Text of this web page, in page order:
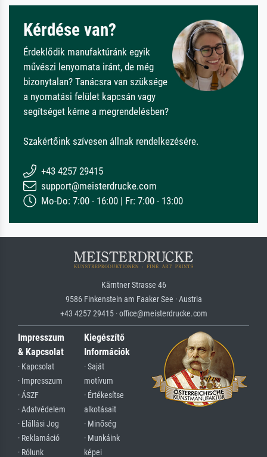
Kérdése van?
Érdeklődik manufaktúránk egyik
művészi lenyomata iránt, de még
bizonytalan? Tanácsra van szüksége
a nyomatási felület kapcsán vagy
segítséget kérne a megrendelésben?
Szakértőink szívesen állnak rendelkezésére.
+43 4257 29415
support@meisterdrucke.com
Mo-Do: 7:00 - 16:00 | Fr: 7:00 - 13:00
Kärntner Strasse 46
9586 Finkenstein am Faaker See · Austria
+43 4257 29415 · office@meisterdrucke.com
Impresszum
& Kapcsolat
· Kapcsolat
· Impresszum
· ÁSZF
· Adatvédelem
· Elállási Jog
· Reklamáció
· Rólunk
Kiegészítő
Információk
· Saját
motívum
· Értékesítse
alkotásait
· Minőség
· Munkáink
képei